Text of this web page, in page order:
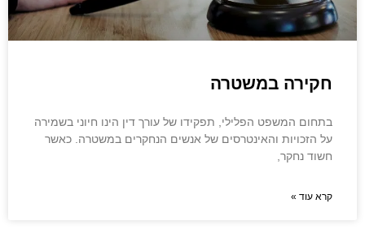
חקירה במשטרה
בתחום המשפט הפלילי, תפקידו של עורך דין הינו חיוני בשמירה
על הזכויות והאינטרסים של אנשים הנחקרים במשטרה. כאשר
חשוד נחקר,
קרא עוד »